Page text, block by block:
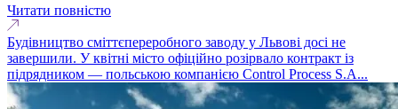
Читати повністю
Будівництво сміттєпереробного заводу у Львові досі не
завершили. У квітні місто офіційно розірвало контракт із
підрядником — польською компанією Control Process S.A...